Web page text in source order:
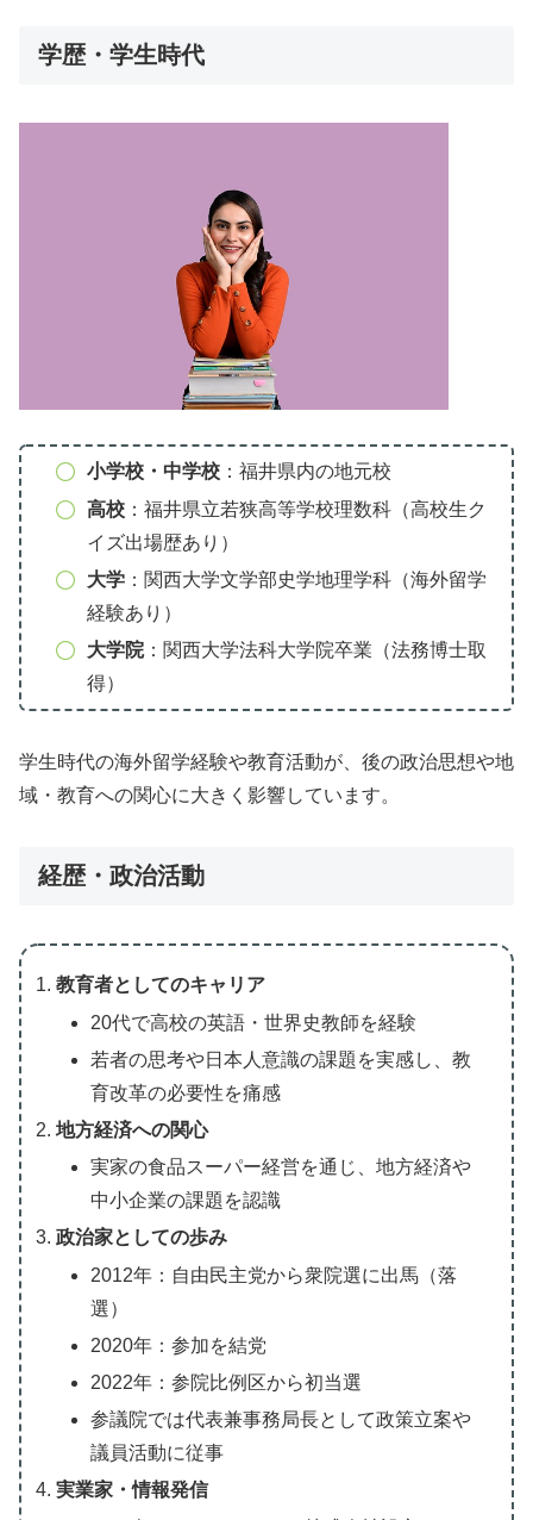
学歴・学生時代
小学校・中学校：福井県内の地元校
高校：福井県立若狭高等学校理数科（高校生ク
イズ出場歴あり）
大学：関西大学文学部史学地理学科（海外留学
経験あり）
大学院：関西大学法科大学院卒業（法務博士取
得）
学生時代の海外留学経験や教育活動が、後の政治思想や地
域・教育への関心に大きく影響しています。
経歴・政治活動
教育者としてのキャリア
20代で高校の英語・世界史教師を経験
若者の思考や日本人意識の課題を実感し、教
育改革の必要性を痛感
地方経済への関心
実家の食品スーパー経営を通じ、地方経済や
中小企業の課題を認識
政治家としての歩み
2012年：自由民主党から衆院選に出馬（落
選）
2020年：参加を結党
2022年：参院比例区から初当選
参議院では代表兼事務局長として政策立案や
議員活動に従事
実業家・情報発信